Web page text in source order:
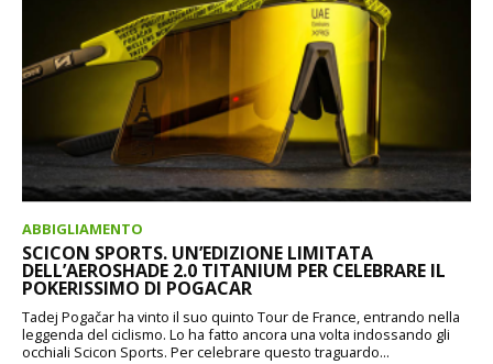
ABBIGLIAMENTO
SCICON SPORTS. UN’EDIZIONE LIMITATA
DELL’AEROSHADE 2.0 TITANIUM PER CELEBRARE IL
POKERISSIMO DI POGACAR
Tadej Pogačar ha vinto il suo quinto Tour de France, entrando nella
leggenda del ciclismo. Lo ha fatto ancora una volta indossando gli
occhiali Scicon Sports. Per celebrare questo traguardo...